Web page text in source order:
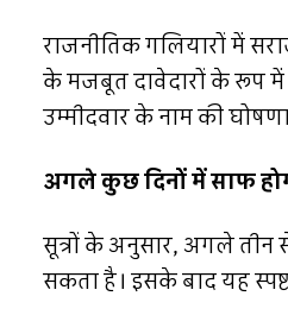
राजनीतिक गलियारों में
के मजबूत दावेदारों के रूप में
उम्मीदवार के नाम की
अगले कुछ दिनों में साफ
सूत्रों के अनुसार, अगले तीन
सकता है। इसके बाद यह